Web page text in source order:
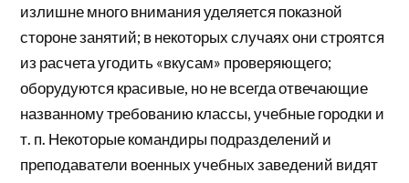
излишне много внимания уделяется показной
стороне занятий; в некоторых случаях они строятся
из расчета угодить «вкусам» проверяющего;
оборудуются красивые, но не всегда отвечающие
названному требованию классы, учебные городки и
т. п. Некоторые командиры подразделений и
преподаватели военных учебных заведений видят